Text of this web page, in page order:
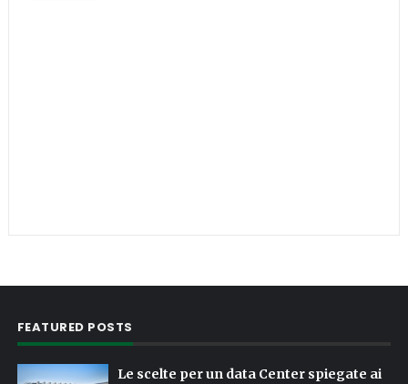
FEATURED POSTS
Le scelte per un data Center spiegate ai